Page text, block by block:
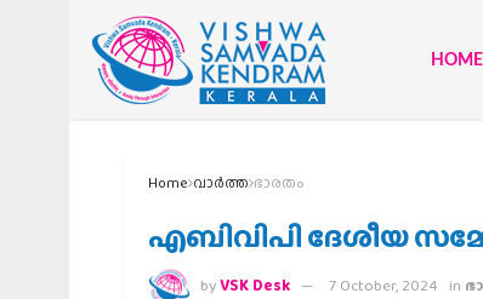
HOME
Home വാര്‍ത്ത ഭാരതം
എബിവിപി ദേശീയ
byVSK Desk 7 October, 2024 in